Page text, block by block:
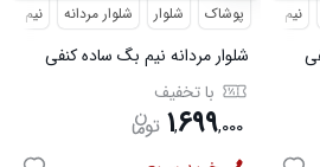
پوشاک شلوار شلوار مردانه نیم بگ
شلوار مردانه نیم بگ ساده کنفی
مشکی مدل 50995
با تخفیف
۱,۶۹۹,۰۰۰
نیم بگ